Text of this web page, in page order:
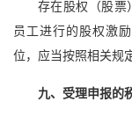
存在股权（股票
员工进行的股权激
位，应当按照相关规
九、受理申报的